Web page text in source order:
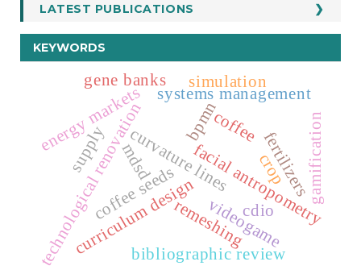
LATEST PUBLICATIONS
KEYWORDS
remeshing
curvature linesfacial antropometry
technological renovation
energy markets bpmn
systems management
curriculum design cdio
coffee
coffee seeds crop
fertilizersgamification
simulation
supply
videogame
bibliographic review
gene banks
mdsd